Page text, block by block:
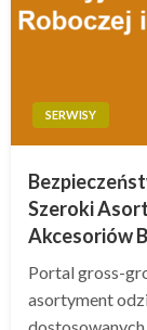
SERWISY
Szeroki
Akcesoriów
Portal gross-
asortyment